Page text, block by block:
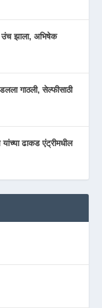
उंच झाला, अभिषेक
गाठली, सेल्फीसाठी
ढाकड एंट्रीमधील